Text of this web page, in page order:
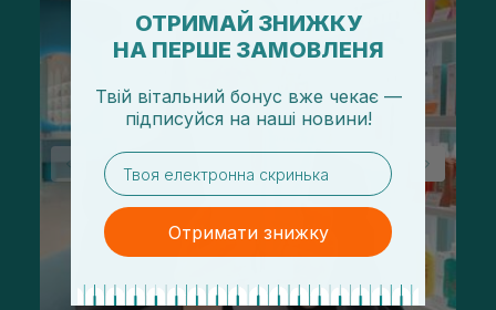
ОТРИМАЙ ЗНИЖКУ
НА ПЕРШЕ ЗАМОВЛЕНЯ
Твій вітальний бонус вже чекає —
підписуйся на наші новини!
email
Отримати знижку